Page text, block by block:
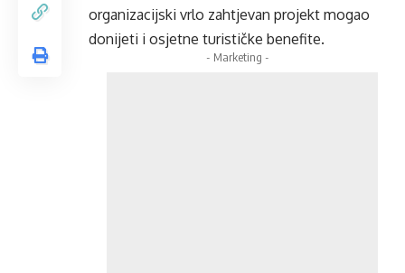
organizacijski vrlo zahtjevan projekt mogao
donijeti i osjetne turističke benefite.
- Marketing -